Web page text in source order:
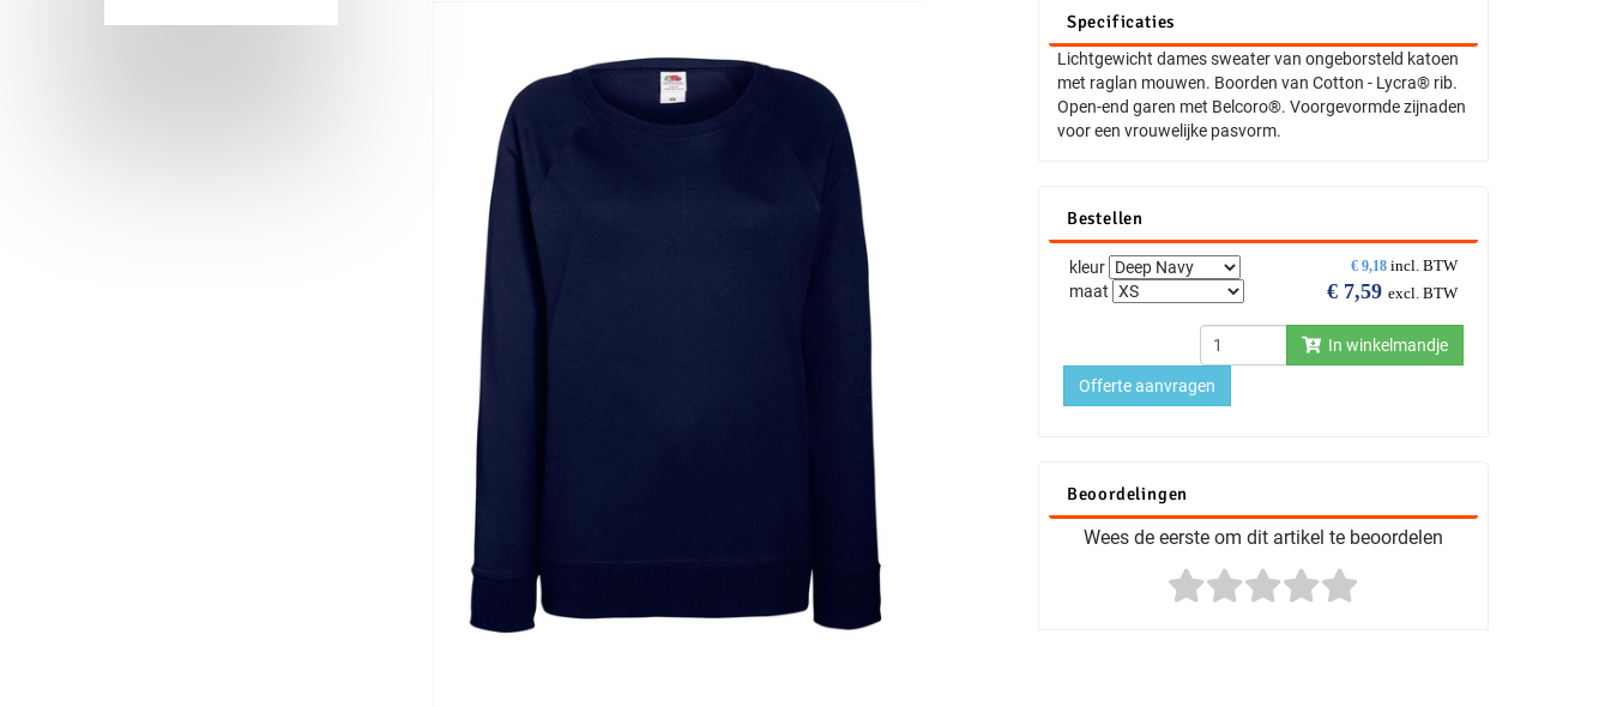
Specificaties
Lichtgewicht dames sweater van ongeborsteld katoen
met raglan mouwen. Boorden van Cotton - Lycra® rib.
Open-end garen met Belcoro®. Voorgevormde zijnaden
voor een vrouwelijke pasvorm.
Bestellen
€ 9,18 incl. BTW
€ 7,59 excl. BTW
kleur
maat
In winkelmandje
Offerte aanvragen
Beoordelingen
Wees de eerste om dit artikel te beoordelen